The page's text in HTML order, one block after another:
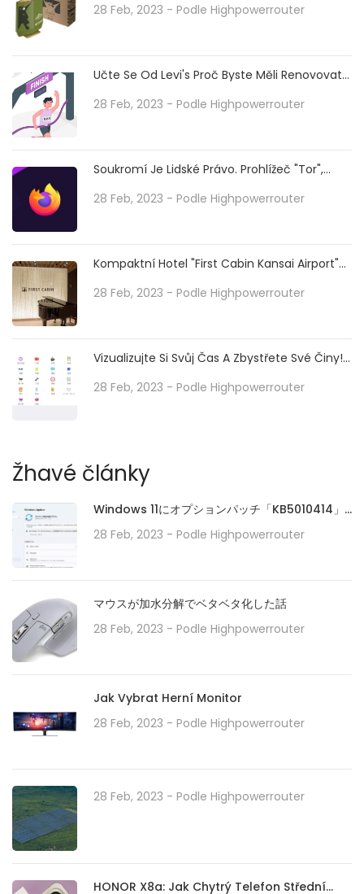
28 Feb, 2023 - Podle Highpowerrouter
Učte Se Od Levi's Proč Byste Měli Renovovat
Dive
28 Feb, 2023 - Podle Highpowerrouter
Soukromí Je Lidské Právo. Prohlížeč "Tor",
Kvůli Nedostatku Serverů
28 Feb, 2023 - Podle Highpowerrouter
Kompaktní Hotel "First Cabin Kansai Airport"
Spojený S Letištěm Kansai
28 Feb, 2023 - Podle Highpowerrouter
Vizualizujte Si Svůj Čas A Zbystřete Své Činy!
28 Feb, 2023 - Podle Highpowerrouter
Žhavé články
Windows 11にオプションパッチ「KB5010414」
が配信開始。タスクバーの機能強化や印刷/ドライ
28 Feb, 2023 - Podle Highpowerrouter
マウスが加水分解でベタベタ化した話
28 Feb, 2023 - Podle Highpowerrouter
Jak Vybrat Herní Monitor
28 Feb, 2023 - Podle Highpowerrouter
28 Feb, 2023 - Podle Highpowerrouter
HONOR X8a: Jak Chytrý Telefon Střední